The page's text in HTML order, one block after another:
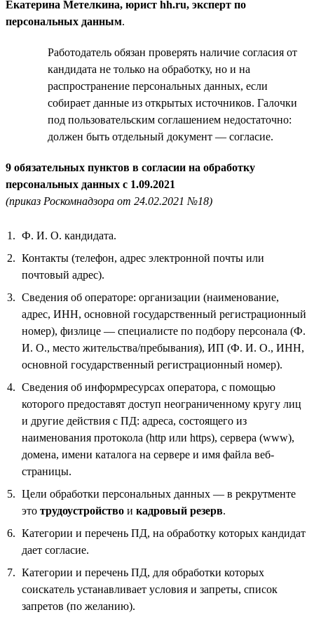
Екатерина Метелкина, юрист hh.ru, эксперт по
персональных данным.
Работодатель обязан проверять наличие согласия от
кандидата не только на обработку, но и на
распространение персональных данных, если
собирает данные из открытых источников. Галочки
под пользовательским соглашением недостаточно:
должен быть отдельный документ — согласие.
9 обязательных пунктов в согласии на обработку
персональных данных с 1.09.2021
(приказ Роскомнадзора от 24.02.2021 №18)
Ф. И. О. кандидата.
Контакты (телефон, адрес электронной почты или
почтовый адрес).
Сведения об операторе: организации (наименование,
адрес, ИНН, основной государственный регистрационный
номер), физлице — специалисте по подбору персонала (Ф.
И. О., место жительства/пребывания), ИП (Ф. И. О., ИНН,
основной государственный регистрационный номер).
Сведения об информресурсах оператора, с помощью
которого предоставят доступ неограниченному кругу лиц
и другие действия с ПД: адреса, состоящего из
наименования протокола (http или https), сервера (www),
домена, имени каталога на сервере и имя файла веб-
страницы.
Цели обработки персональных данных — в рекрутменте
это трудоустройство и кадровый резерв.
Категории и перечень ПД, на обработку которых кандидат
дает согласие.
Категории и перечень ПД, для обработки которых
соискатель устанавливает условия и запреты, список
запретов (по желанию).